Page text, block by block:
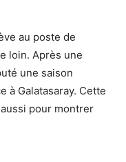
au poste de
loin. Après une
une saison
à Galatasaray. Cette
pour montrer